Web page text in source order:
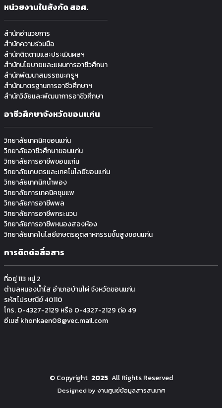
หน่วยงานในสังกัด สอศ.
สำนักอำนวยการ
สำนักความร่วมมือ
สำนักติดตามและประเมินผลฯ
สำนักนโยบายและแผนการอาชีวศึกษา
สำนักพัฒนาสมรรถนะครูฯ
สำนักมาตรฐานการอาชีวศึกษาฯ
สำนักวิจัยและพัฒนาการอาชีวศึกษา
อาชีวศึกษาจังหวัดขอนแก่น
วิทยาลัยเทคนิคขอนแก่น
วิทยาลัยอาชีวศึกษาขอนแก่น
วิทยาลัยการอาชีพขอนแก่น
วิทยาลัยเกษตรและเทคโนโลยีขอนแก่น
วิทยาลัยเทคนิคน้ำพอง
วิทยาลัยการเทคนิคชุมแพ
วิทยาลัยการอาชีพพล
วิทยาลัยการอาชีพกระนวน
วิทยาลัยการอาชีพหนองสองห้อง
วิทยาลัยเทคโนโลยีเกษตรอุตสาหกรรมช้ันสูงขอนแก่น
การติดต่อสื่อสาร
ที่อยู่ 113 หมู่ 2
ตำบลหนองน้ำใส อำเภอบ้านไผ่ จังหวัดขอนแก่น
รหัสไปรษณีย์ 40110
โทร. 0-4327-2129 หรือ 0-4327-2129 ต่อ 49
อีเมล์ khonkaen08@vec.mail.com
©Copyright 2025 All Rights Reserved
Designed by งานศูนย์ข้อมูลสารสนเทศ